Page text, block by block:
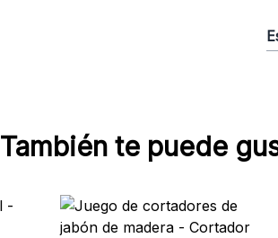
También te puede